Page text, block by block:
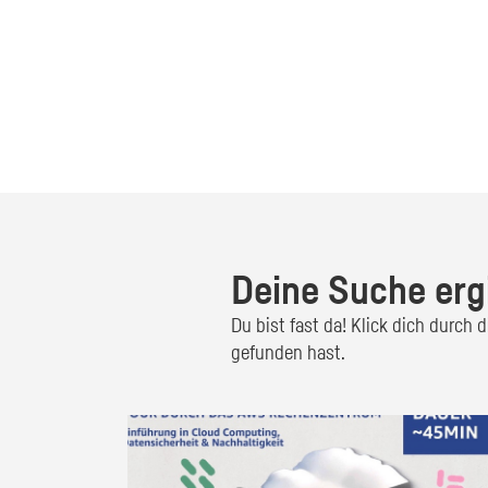
Deine Suche
Du bist fast da! Klick dich durch
gefunden hast.